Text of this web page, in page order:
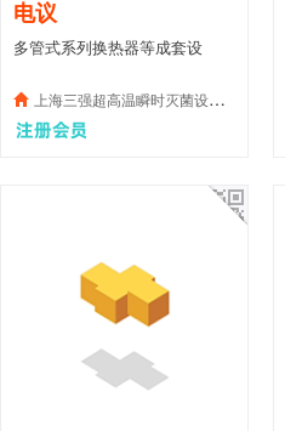
电议
多管式系列换热器等成套设
上海三强超高温瞬时灭菌设备有限公司